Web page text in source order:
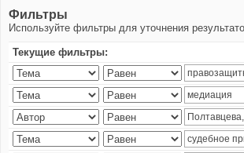
Фильтры
Используйте фильтры для уточнения
Текущие фильтры: